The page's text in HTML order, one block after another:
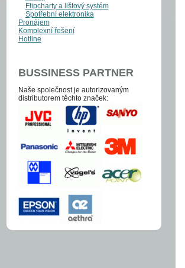
Flipcharty a lištový systém
Spotřební elektronika
Pronájem
Komplexní řešení
Hotline
BUSSINESS PARTNER
Naše společnost je auto­­ri­zo­va­ným
distri­bu­to­­rem těchto zna­ček: